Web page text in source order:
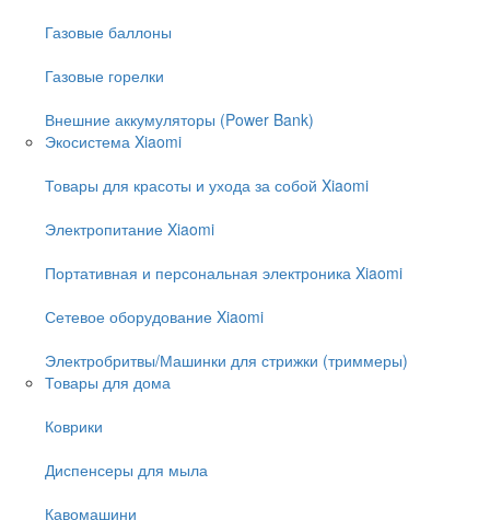
Газовые баллоны
Газовые горелки
Внешние аккумуляторы (Power Bank)
Экосистема Xiaomi
Товары для красоты и ухода за собой Xiaomi
Электропитание Xiaomi
Портативная и персональная электроника Xiaomi
Сетевое оборудование Xiaomi
Электробритвы/Машинки для стрижки (триммеры)
Товары для дома
Коврики
Диспенсеры для мыла
Кавомашини